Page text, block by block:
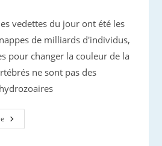
vedettes du jour ont été les
de milliards d'individus,
pour changer la couleur de la
ne sont pas des
Le
Printemps